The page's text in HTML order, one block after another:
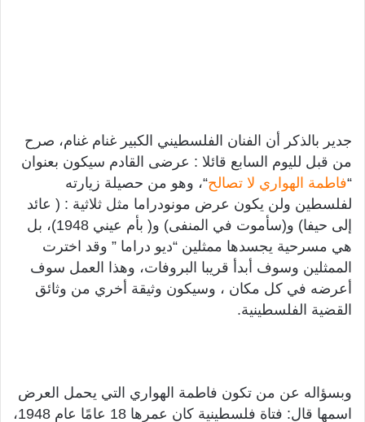
جدير بالذكر أن الفنان الفلسطيني الكبير غنام غنام، صرح
من قبل لليوم السابع قائلا : عرضى القادم سيكون بعنوان
“فاطمة الهواري لا تصالح“، وهو من حصيلة زيارته
لفلسطين ولن يكون عرض مونودراما مثل ثلاثية : ( عائد
إلى حيفا) و(سأموت في المنفى) و( بأم عيني 1948)، بل
هي مسرحية يجسدها ممثلين “ديو دراما ” وقد اخترت
الممثلين وسوف أبدأ قريبا البروفات، وهذا العمل سوف
أعرضه في كل مكان ، وسيكون وثيقة أخري من وثائق
القضية الفلسطينية.
وبسؤاله عن من تكون فاطمة الهواري التي يحمل العرض
اسمها قال: فتاة فلسطينية كان عمرها 18 عامًا عام 1948،